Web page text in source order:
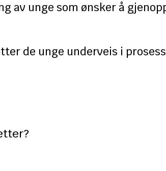
av unge som ønsker å
de unge underveis i